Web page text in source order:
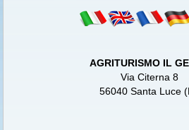
AGRITURISMO IL
Via Citerna 8
56040 Santa Luce